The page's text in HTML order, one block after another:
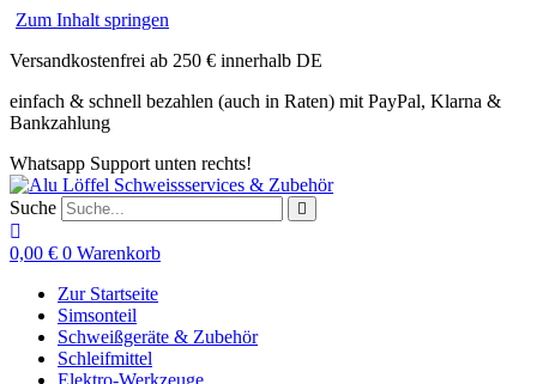
Zum Inhalt springen
Versandkostenfrei ab 250 € innerhalb DE
einfach & schnell bezahlen (auch in Raten) mit PayPal, Klarna &
Bankzahlung
Whatsapp Support unten rechts!
Suche
0,00 € 0 Warenkorb
Zur Startseite
Simsonteil
Schweißgeräte & Zubehör
Schleifmittel
Elektro-Werkzeuge